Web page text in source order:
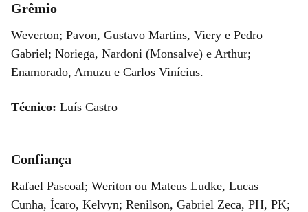
Grêmio
Weverton; Pavon, Gustavo Martins, Viery e Pedro
Gabriel; Noriega, Nardoni (Monsalve) e Arthur;
Enamorado, Amuzu e Carlos Vinícius.
Técnico: Luís Castro
Confiança
Rafael Pascoal; Weriton ou Mateus Ludke, Lucas
Cunha, Ícaro, Kelvyn; Renilson, Gabriel Zeca, PH, PK;